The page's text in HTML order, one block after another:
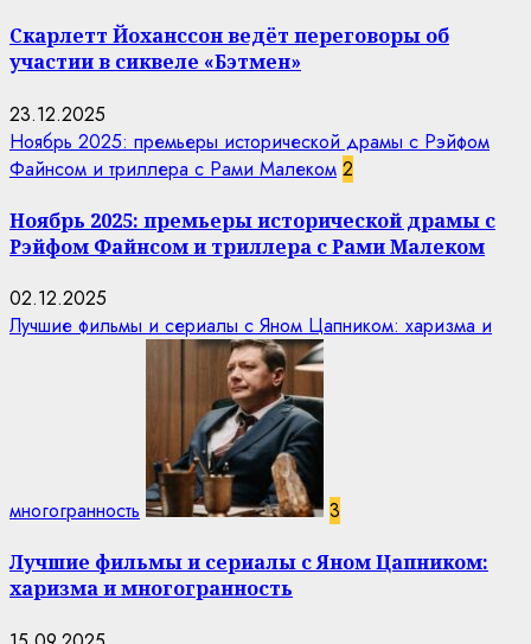
Скарлетт Йоханссон ведёт переговоры об
участии в сиквеле «Бэтмен»
23.12.2025
Ноябрь 2025: премьеры исторической драмы с Рэйфом
Файнсом и триллера с Рами Малеком 2
Ноябрь 2025: премьеры исторической драмы с
Рэйфом Файнсом и триллера с Рами Малеком
02.12.2025
Лучшие фильмы и сериалы с Яном Цапником: харизма и
многогранность 3
Лучшие фильмы и сериалы с Яном Цапником:
харизма и многогранность